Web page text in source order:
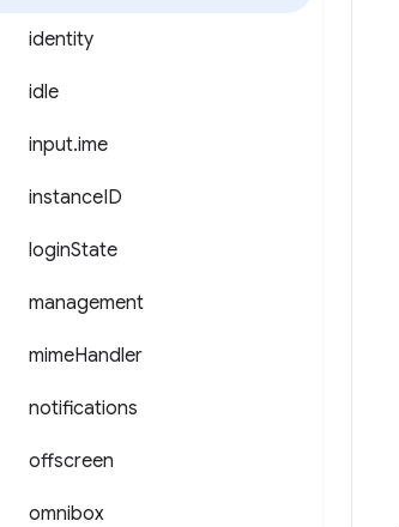
identity
idle
input.ime
instanceID
loginState
management
mimeHandler
notifications
offscreen
omnibox